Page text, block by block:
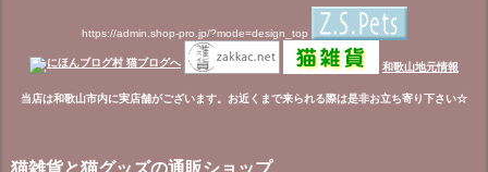
https://admin.shop-pro.jp/?mode=design_top
和歌山地元情報
当店は和歌山市内に実店舗がございます。お近くまで来られる際は是非お立ち寄り下さい☆